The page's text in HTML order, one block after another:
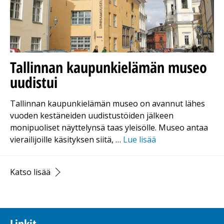
Tallinnan kaupunkielämän museo
uudistui
Tallinnan kaupunkielämän museo on avannut lähes
vuoden kestäneiden uudistustöiden jälkeen
monipuoliset näyttelynsä taas yleisölle. Museo antaa
vierailijoille käsityksen siitä, … Lue lisää
Katso lisää